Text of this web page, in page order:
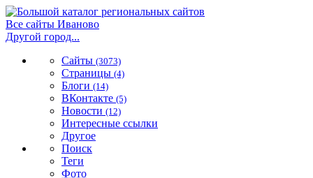
Все сайты Иваново
Другой город...
Сайты (3073)
Страницы (4)
Блоги (14)
ВКонтакте (5)
Новости (12)
Интересные ссылки
Другое
Поиск
Теги
Фото